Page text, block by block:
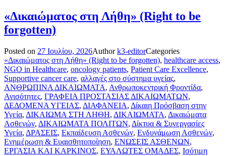
«Δικαιώματος στη Λήθη» (Right to be
forgotten)
Posted on 27 Ιουλίου, 2026Authork3-editorCategories
«Δικαιώματος στη Λήθη» (Right to be forgotten), healthcare access,
NGO in Healthcare, oncology patients, Patient Care Excellence,
Supportive cancer care, αλλαγές στο σύστημα υγείας,
ΑΝΘΡΩΠΙΝΑ ΔΙΚΑΙΩΜΑΤΑ, Ανθρωποκεντρική Φροντίδα,
Ανισότητες, ΓΡΑΦΕΙΑ ΠΡΟΣΤΑΣΙΑΣ ΔΙΚΑΙΩΜΑΤΩΝ,
ΔΕΔΟΜΕΝΑ ΥΓΕΙΑΣ, ΔΙΑΦΑΝΕΙΑ, Δίκαιη Πρόσβαση στην
Υγεία, ΔΙΚΑΙΩΜΑ ΣΤΗ ΛΗΘΗ, ΔΙΚΑΙΩΜΑΤΑ, Δικαιώματα
Ασθενών, ΔΙΚΑΙΩΜΑΤΑ ΠΟΛΙΤΩΝ, Δίκτυα & Συνεργασίες
Υγεία, ΔΡΑΣΕΙΣ, Εκπαίδευση Ασθενών, Ενδυνάμωση Ασθενών,
Ενημέρωση & Ευαισθητοποίηση, ΕΝΩΣΕΙΣ ΑΣΘΕΝΩΝ,
ΕΡΓΑΣΙΑ ΚΑΙ ΚΑΡΚΙΝΟΣ, ΕΥΑΛΩΤΕΣ ΟΜΑΔΕΣ, Ισότιμη